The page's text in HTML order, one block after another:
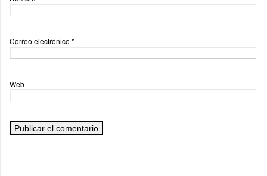
Correo electrónico *
Web